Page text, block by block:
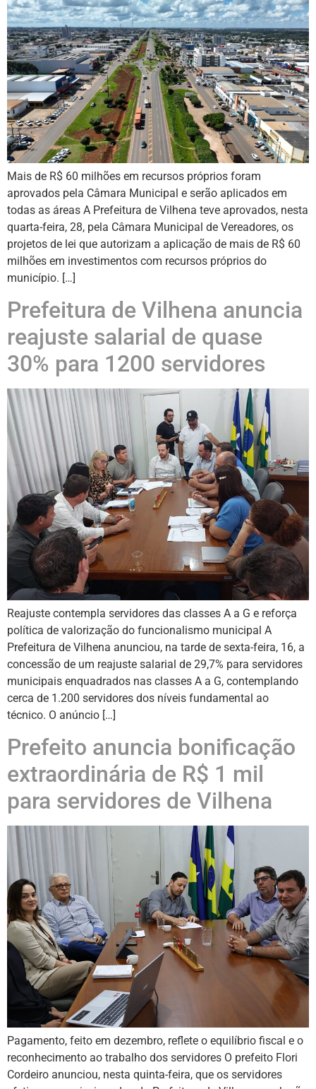
Mais de R$ 60 milhões em recursos próprios foram
aprovados pela Câmara Municipal e serão aplicados em
todas as áreas A Prefeitura de Vilhena teve aprovados, nesta
quarta-feira, 28, pela Câmara Municipal de Vereadores, os
projetos de lei que autorizam a aplicação de mais de R$ 60
milhões em investimentos com recursos próprios do
município. […]
Prefeitura de Vilhena anuncia
reajuste salarial de quase
30% para 1200 servidores
Reajuste contempla servidores das classes A a G e reforça
política de valorização do funcionalismo municipal A
Prefeitura de Vilhena anunciou, na tarde de sexta-feira, 16, a
concessão de um reajuste salarial de 29,7% para servidores
municipais enquadrados nas classes A a G, contemplando
cerca de 1.200 servidores dos níveis fundamental ao
técnico. O anúncio […]
Prefeito anuncia bonificação
extraordinária de R$ 1 mil
para servidores de Vilhena
Pagamento, feito em dezembro, reflete o equilíbrio fiscal e o
reconhecimento ao trabalho dos servidores O prefeito Flori
Cordeiro anunciou, nesta quinta-feira, que os servidores